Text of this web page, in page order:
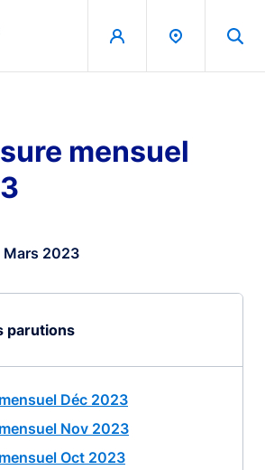
Principal
mensuel
Mars 2023
parutions
Déc 2023
Nov 2023
Oct 2023